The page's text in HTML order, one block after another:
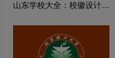
山东学校大全：校徽设计理